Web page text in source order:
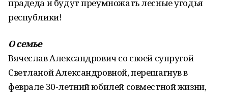
прадеда и будут преумножать лесные угодья
республики!
О семье
Вячеслав Александрович со своей супругой
Светланой Александровной, перешагнув в
феврале 30-летний юбилей совместной жизни,